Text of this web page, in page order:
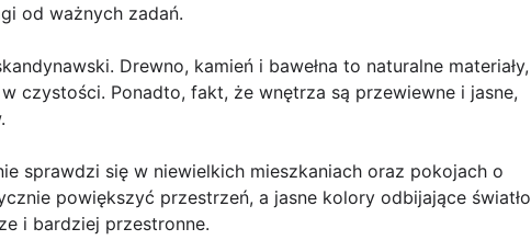
od ważnych zadań.
Drewno, kamień i bawełna to naturalne materiały,
czystości. Ponadto, fakt, że wnętrza są przewiewne i jasne,
sprawdzi się w niewielkich mieszkaniach oraz pokojach o
powiększyć przestrzeń, a jasne kolory odbijające światło
i bardziej przestronne.